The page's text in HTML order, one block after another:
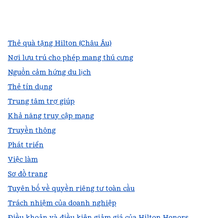
Thẻ quà tặng Hilton (Châu Âu)
Nơi lưu trú cho phép mang thú cưng
Nguồn cảm hứng du lịch
Thẻ tín dụng
Trung tâm trợ giúp
Khả năng truy cập mạng
Truyền thông
Phát triển
Việc làm
Sơ đồ trang
Tuyên bố về quyền riêng tư toàn cầu
Trách nhiệm của doanh nghiệp